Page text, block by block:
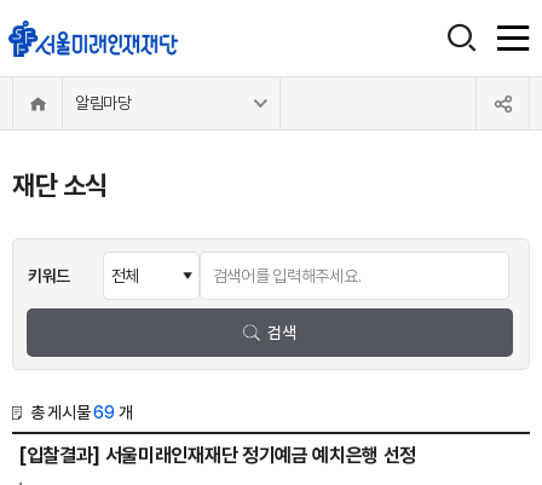
알림마당
재단 소식
키워드
검색
총 게시물69개
[입찰결과] 서울미래인재재단 정기예금 예치은행 선정